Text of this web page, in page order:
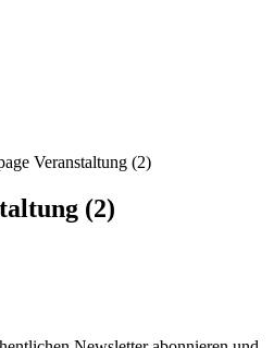
Veranstaltung (2)
(2)